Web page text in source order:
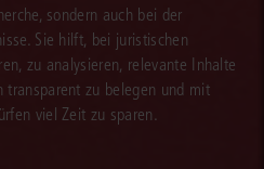
Sie schneller aktuell.
sondern auch bei der
Sie hilft, bei juristischen
zu analysieren, relevante Inhalte
transparent zu belegen und mit
viel Zeit zu sparen.